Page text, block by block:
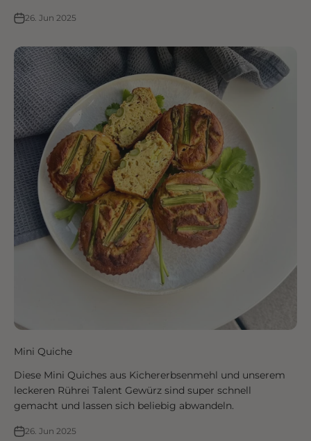
26. Jun 2025
Mini Quiche
Diese Mini Quiches aus Kichererbsenmehl und unserem
leckeren Rührei Talent Gewürz sind super schnell
gemacht und lassen sich beliebig abwandeln.
26. Jun 2025